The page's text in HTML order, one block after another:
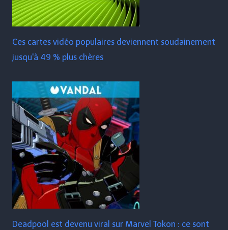
Ces cartes vidéo populaires deviennent soudainement
jusqu'à 49 % plus chères
Deadpool est devenu viral sur Marvel Tokon : ce sont